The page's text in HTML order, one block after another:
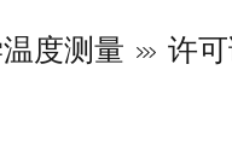
度测量 许